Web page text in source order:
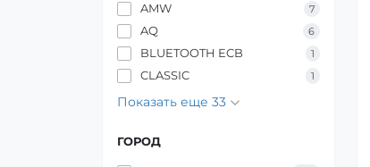
AMW 7
AQ 6
BLUETOOTH ECB 1
CLASSIC 1
Показать еще 33
ГОРОД